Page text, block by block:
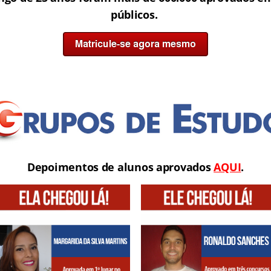
públicos.
Depoimentos de alunos aprovadosAQUI.